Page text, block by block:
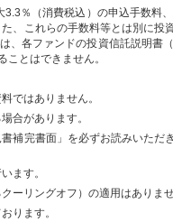
％（消費税込）の申込手数料
、これらの手数料等とは別に
各ファンドの投資信託説明書
とはできません。
ではありません。
合があります。
補完書面」を必ずお読みいただ
ます。
ーリングオフ）の適用はありませ
ります。